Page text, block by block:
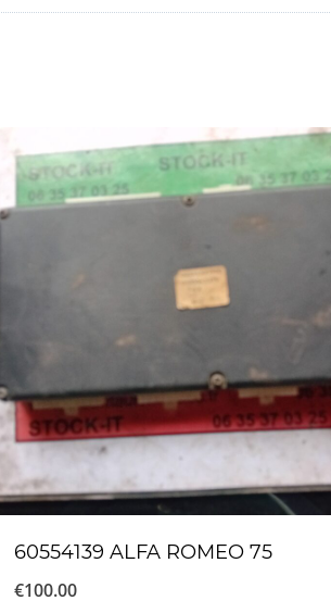
60554139 ALFA ROMEO 75
€100.00